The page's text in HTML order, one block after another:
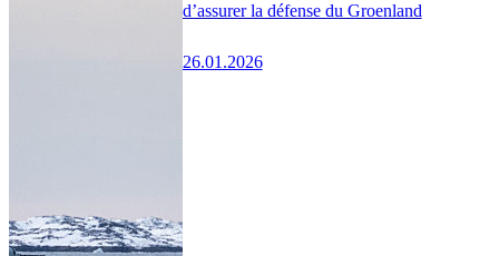
d’assurer la défense du Groenland
26.01.2026